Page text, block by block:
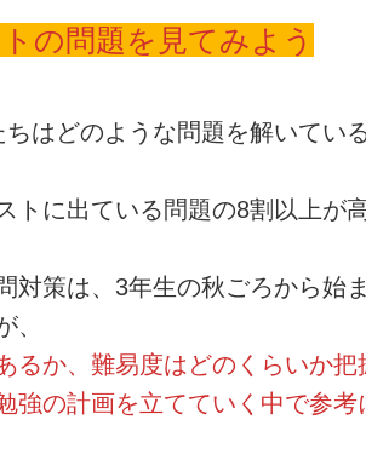
の問題を見てみよう
ちはどのような問題を解いてい
トに出ている問題の8割以上が
対策は、3年生の秋ごろから始
、
るか、難易度はどのくらいか
強の計画を立てていく中で参